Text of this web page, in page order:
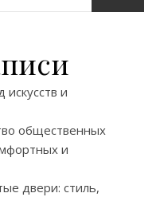
искусств и
общественных
и
двери: стиль,